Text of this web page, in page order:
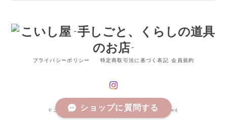
2024/03/16
丁寧な梱包で届きました。ありがとうございます。HP
になりました。また、機会がありましたら、よろしく
お願いします。
プライバシーポリシー 特定商取引法に基づく表記 会員規約
© こいし屋 -手しごと、くらしの道具のお店- All rights reserved.
ショップに質問する